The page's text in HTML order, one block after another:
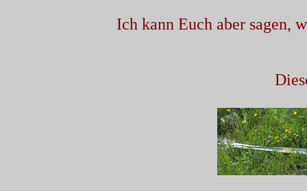
Ich kann Euch aber sagen,